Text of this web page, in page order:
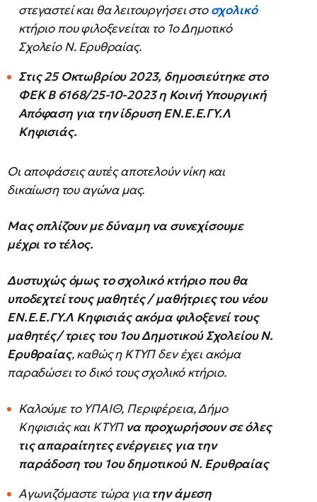
στεγαστεί και θα λειτουργήσει στοσχολικό
κτήριο που φιλοξενείται το 1ο Δημοτικό
Σχολείο Ν. Ερυθραίας.
Στις 25 Οκτωβρίου 2023, δημοσιεύτηκε στο
ΦΕΚ Β 6168/25-10-2023 η Κοινή Υπουργική
Απόφαση για την ίδρυση ΕΝ.Ε.Ε.ΓΥ.Λ
Κηφισιάς.
Οι αποφάσεις αυτές αποτελούν νίκη και
δικαίωση του αγώνα μας.
Μας οπλίζουν με δύναμη να συνεχίσουμε
μέχρι το τέλος.
Δυστυχώς όμως το σχολικό κτήριο που θα
υποδεχτεί τους μαθητές / μαθήτριες του νέου
ΕΝ.Ε.Ε.ΓΥ.Λ Κηφισιάς ακόμα φιλοξενεί τους
μαθητές/ τριες του 1ου Δημοτικού Σχολείου Ν.
Ερυθραίας, καθώς η ΚΤΥΠ δεν έχει ακόμα
παραδώσει το δικό τους σχολικό κτήριο.
Καλούμε το ΥΠΑΙΘ, Περιφέρεια, Δήμο
Κηφισιάς και ΚΤΥΠ να προχωρήσουν σε όλες
τις απαραίτητες ενέργειες για την
παράδοση του 1ου δημοτικού Ν. Ερυθραίας
Αγωνιζόμαστε τώρα γιατην άμεση